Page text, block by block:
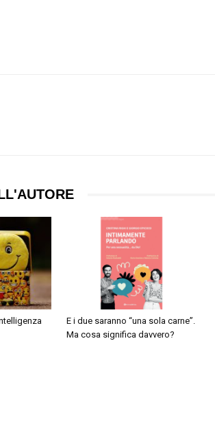
E i due saranno “una sola carne”.
Ma cosa significa davvero?